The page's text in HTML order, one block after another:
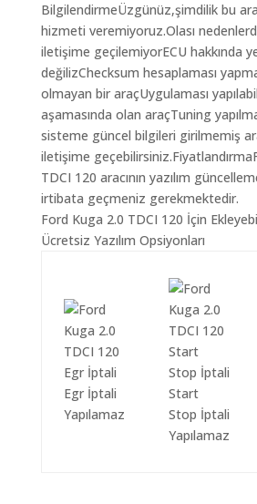
BilgilendirmeÜzgünüz,şimdilik bu
hizmeti veremiyoruz.Olası
iletişime geçilemiyorECU hakkında
değilizChecksum hesaplaması
olmayan bir araçUygulaması
aşamasında olan araçTuning
sisteme güncel bilgileri girilmemiş
iletişime
TDCI 120 aracının yazılım
irtibata geçmeniz gerekmektedir.
Ford Kuga 2.0 TDCI 120 İçin
Ücretsiz Yazılım Opsiyonları
Egr İptali
Yapılamaz
Start
Stop İptali
Yapılamaz